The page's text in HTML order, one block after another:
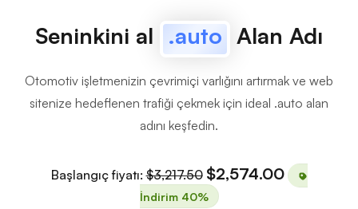
Seninkini al .auto Alan Adı
Otomotiv işletmenizin çevrimiçi varlığını artırmak ve web
sitenize hedeflenen trafiği çekmek için ideal .auto alan
adını keşfedin.
Başlangıç fiyatı:$3,217.50 $2,574.00
İndirim 40%